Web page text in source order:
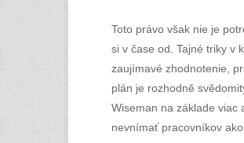
Toto právo však nie je
si v čase od. Tajné triky v
zaujímavé zhodnotenie,
plán je rozhodně
Wiseman na základe viac
nevnímať pracovníkov